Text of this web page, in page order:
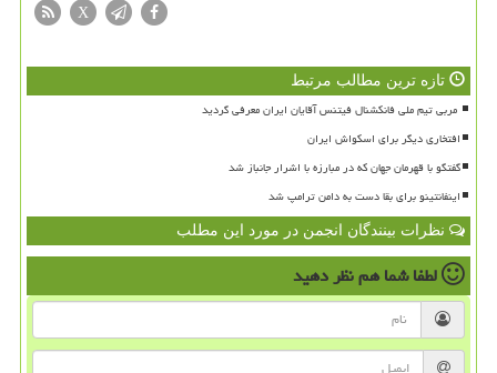
X
تازه ترین مطالب مرتبط
افتخاری دیگر برای اسکواش ایران
گفتگو با قهرمان جهان که در مبارزه با اشرار جانباز شد
اینفانتینو برای بقا دست به دامن ترامپ شد
نظرات بینندگان انجمن در مورد این مطلب
لطفا شما همنظر دهید